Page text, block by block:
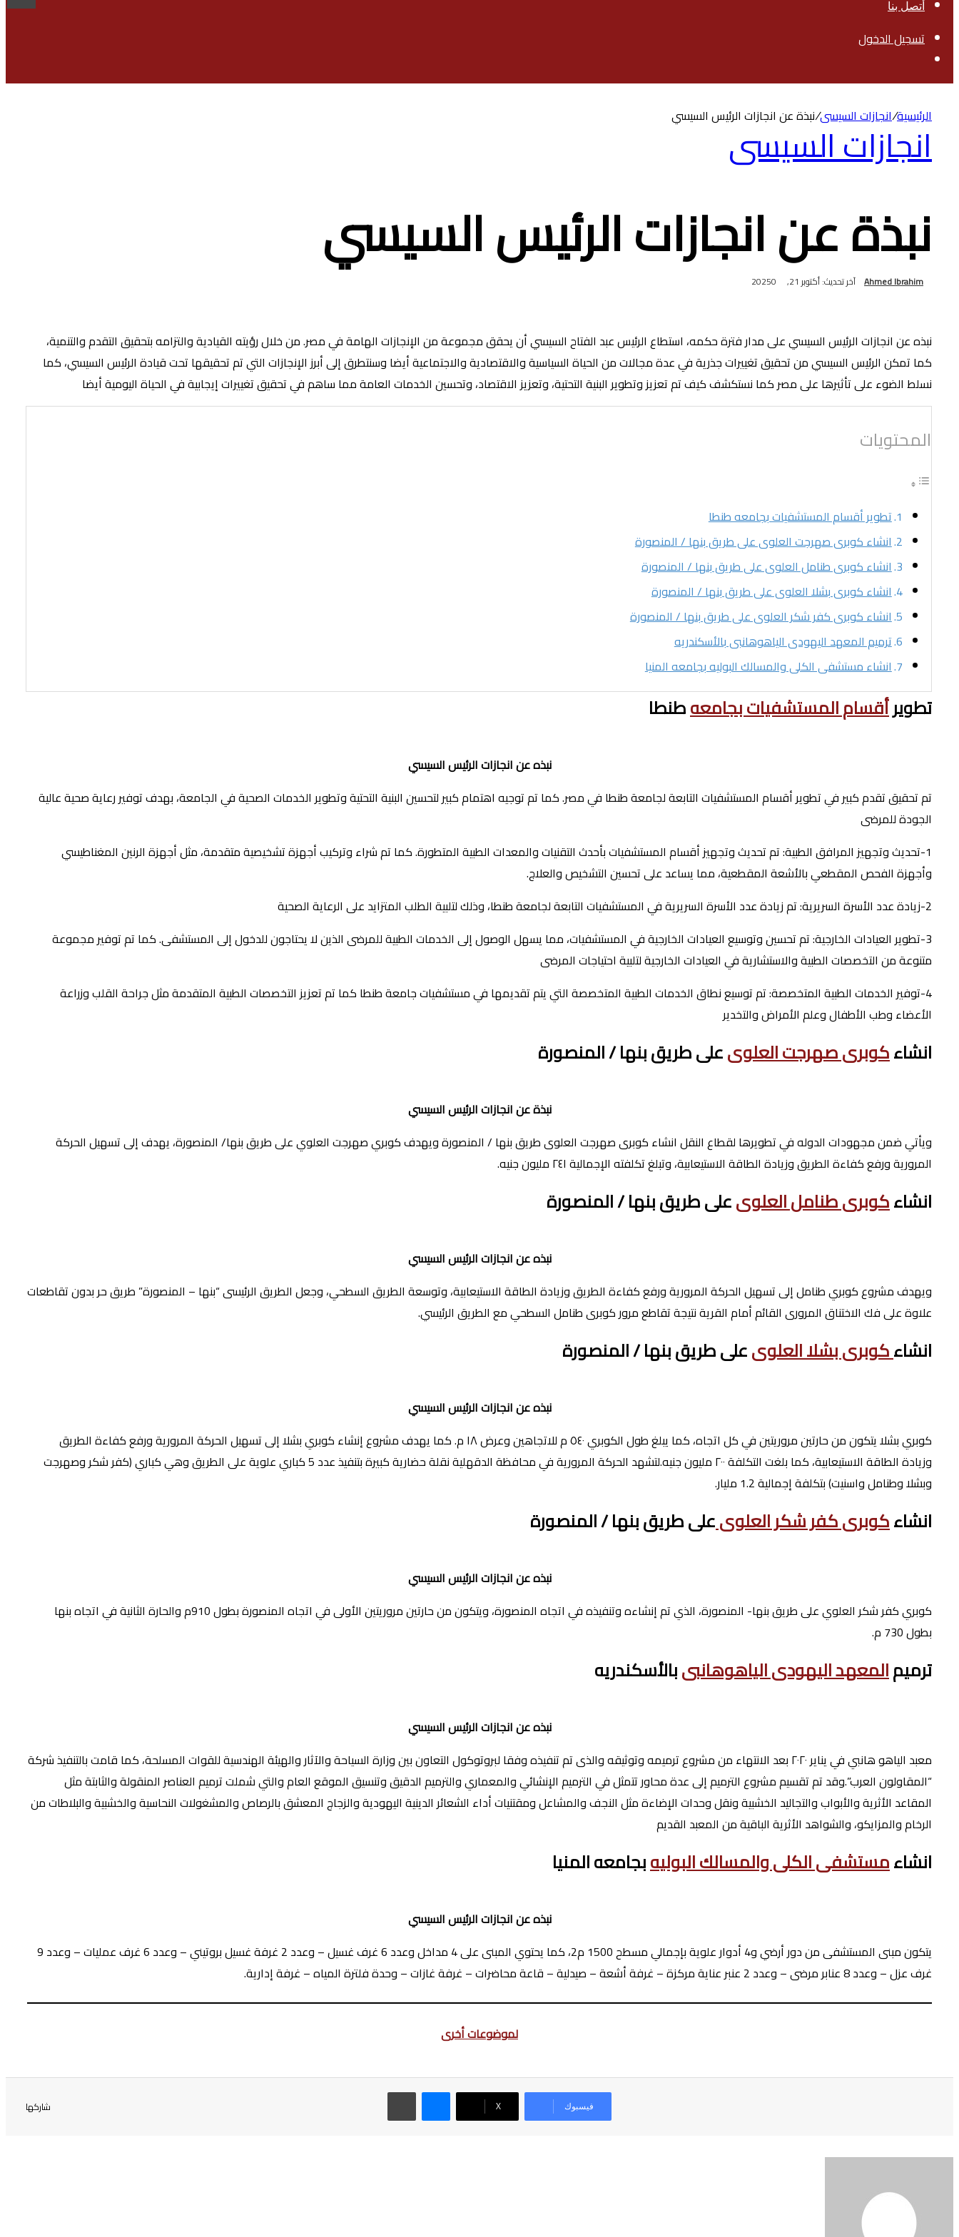
أتصل بنا
تسجيل الدخول
عن
الرئيسية/انجازات السيسى/نبذة عن انجازات الرئيس السيسي
انجازات السيسى
نبذة عن انجازات الرئيس السيسي
Ahmed Ibrahim آخر تحديث: أكتوبر 21, 2025 0
نبذه عن انجازات الرئيس السيسي على مدار فترة حكمه، استطاع الرئيس عبد الفتاح السيسي أن يحقق مجموعة من الإنجازات الهامة في مصر. من خلال رؤيته القيادية والتزامه بتحقيق التقدم والتنمية،
كما تمكن الرئيس السيسي من تحقيق تغييرات جذرية في عدة مجالات من الحياة السياسية والاقتصادية والاجتماعية أيضا وسنتطرق إلى أبرز الإنجازات التي تم تحقيقها تحت قيادة الرئيس السيسي، كما
نسلط الضوء على تأثيرها على مصر كما نستكشف كيف تم تعزيز وتطوير البنية التحتية، وتعزيز الاقتصاد، وتحسين الخدمات العامة مما ساهم في تحقيق تغييرات إيجابية في الحياة اليومية أيضا
المحتويات
تطوير أقسام المستشفيات بجامعه طنطا
انشاء كوبرى صهرجت العلوى على طريق بنها / المنصورة
انشاء كوبرى طنامل العلوى على طريق بنها / المنصورة
انشاء كوبرى بشلا العلوى على طريق بنها / المنصورة
انشاء كوبرى كفر شكر العلوى على طريق بنها / المنصورة
ترميم المعهد اليهودى الياهوهانبى بالأسكندريه
انشاء مستشفى الكلى والمسالك البوليه بجامعه المنيا
تطويرأقسام المستشفيات بجامعهطنطا
نبذه عن انجازات الرئيس السيسي
تم تحقيق تقدم كبير في تطوير أقسام المستشفيات التابعة لجامعة طنطا في مصر. كما تم توجيه اهتمام كبير لتحسين البنية التحتية وتطوير الخدمات الصحية في الجامعة، بهدف توفير رعاية صحية عالية
الجودة للمرضى
1-تحديث وتجهيز المرافق الطبية: تم تحديث وتجهيز أقسام المستشفيات بأحدث التقنيات والمعدات الطبية المتطورة. كما تم شراء وتركيب أجهزة تشخيصية متقدمة، مثل أجهزة الرنين المغناطيسي
وأجهزة الفحص المقطعي بالأشعة المقطعية، مما يساعد على تحسين التشخيص والعلاج.
2-زيادة عدد الأسرة السريرية: تم زيادة عدد الأسرة السريرية في المستشفيات التابعة لجامعة طنطا، وذلك لتلبية الطلب المتزايد على الرعاية الصحية
3-تطوير العيادات الخارجية: تم تحسين وتوسيع العيادات الخارجية في المستشفيات، مما يسهل الوصول إلى الخدمات الطبية للمرضى الذين لا يحتاجون للدخول إلى المستشفى. كما تم توفير مجموعة
متنوعة من التخصصات الطبية والاستشارية في العيادات الخارجية لتلبية احتياجات المرضى
4-توفير الخدمات الطبية المتخصصة: تم توسيع نطاق الخدمات الطبية المتخصصة التي يتم تقديمها في مستشفيات جامعة طنطا كما تم تعزيز التخصصات الطبية المتقدمة مثل جراحة القلب وزراعة
الأعضاء وطب الأطفال وعلم الأمراض والتخدير
انشاءكوبرى صهرجت العلوىعلى طريق بنها / المنصورة
نبذة عن انجازات الرئيس السيسي
ويأتي ضمن مجهودات الدوله في تطويرها لقطاع النقل انشاء كوبرى صهرجت العلوى طريق بنها / المنصورة ويهدف كوبري صهرجت العلوي على طريق بنها/ المنصورة، يهدف إلى تسهيل الحركة
المرورية ورفع كفاءة الطريق وزيادة الطاقة الاستيعابية، وتبلغ تكلفته الإجمالية ٢٤١ مليون جنيه.
انشاءكوبرى طنامل العلوىعلى طريق بنها / المنصورة
نبذه عن انجازات الرئيس السيسي
ويهدف مشروع كوبري طنامل إلى تسهيل الحركة المرورية ورفع كفاءة الطريق وزيادة الطاقة الاستيعابية، وتوسعة الطريق السطحي، وجعل الطريق الرئيسى “بنها – المنصورة” طريق حر بدون تقاطعات
علاوة على فك الاختناق المرورى القائم أمام القرية نتيجة تقاطع مرور كوبرى طنامل السطحي مع الطريق الرئيسي.
انشاءكوبرى بشلا العلوىعلى طريق بنها / المنصورة
نبذه عن انجازات الرئيس السيسي
كوبري بشلا يتكون من حارتين مروريتين في كل اتجاه، كما يبلغ طول الكوبري ٥٤٠ م للاتجاهين وعرض ١٨ م. كما يهدف مشروع إنشاء كوبري بشلا إلى تسهيل الحركة المرورية ورفع كفاءة الطريق
وزيادة الطاقة الاستيعابية، كما بلغت التكلفة ٢٠٠ مليون جنيه.لتشهد الحركة المرورية في محافظة الدقهلية نقلة حضارية كبيرة بتنفيذ عدد 5 كباري علوية على الطريق وهي كباري (كفر شكر وصهرجت
وبشلا وطنامل واسنيت) بتكلفة إجمالية 1.2 مليار.
انشاءكوبرى كفر شكر العلوىعلى طريق بنها / المنصورة
نبذه عن انجازات الرئيس السيسي
كوبري كفر شكر العلوي على طريق بنها- المنصورة، الذي تم إنشاءه وتنفيذه في اتجاه المنصورة، ويتكون من حارتين مروريتين الأولى في اتجاه المنصورة بطول 910م والحارة الثانية في اتجاه بنها
بطول 730 م.
ترميمالمعهد اليهودى الياهوهانبىبالأسكندريه
نبذه عن انجازات الرئيس السيسي
معبد الياهو هانبي في يناير ٢٠٢٠ بعد الانتهاء من مشروع ترميمه وتوثيقه والذى تم تنفيذه وفقا لبروتوكول التعاون بين وزارة السياحة والآثار والهيئة الهندسية للقوات المسلحة، كما قامت بالتنفيذ شركة
“المقاولون العرب”.وقد تم تقسيم مشروع الترميم إلى عدة محاور تتمثل في الترميم الإنشائي والمعماري والترميم الدقيق وتنسيق الموقع العام والتي شملت ترميم العناصر المنقولة والثابتة مثل
المقاعد الأثرية والأبواب والتجاليد الخشبية ونقل وحدات الإضاءة مثل النجف والمشاعل ومقتنيات أداء الشعائر الدينية اليهودية والزجاج المعشق بالرصاص والمشغولات النحاسية والخشبية والبلاطات من
الرخام والمزايكو، والشواهد الأثرية الباقية من المعبد القديم
انشاءمستشفى الكلى والمسالك البوليهبجامعه المنيا
نبذه عن انجازات الرئيس السيسي
يتكون مبنى المستشفى من دور أرضي و4 أدوار علوية بإجمالي مسطح 1500 م2، كما يحتوي المبنى على 4 مداخل وعدد 6 غرف غسيل – وعدد 2 غرفة غسيل بروتيني – وعدد 6 غرف عمليات – وعدد 9
غرف عزل – وعدد 8 عنابر مرضى – وعدد 2 عنبر عناية مركزة – غرفة أشعة – صيدلية – قاعة محاضرات – غرفة غازات – وحدة فلترة المياه – غرفة إدارية.
لموضوعات أخرى
شاركها فيسبوك ‫X
ماسنجر طباعة